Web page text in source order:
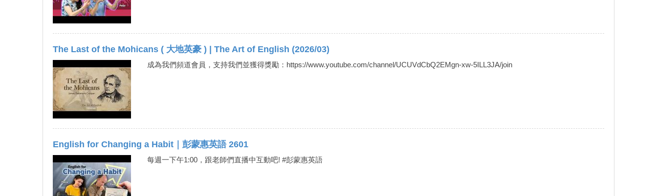
The Last of the Mohicans ( 大地英豪 ) | The Art of English (2026/03)
成為我們頻道會員，支持我們並獲得獎勵：https://www.youtube.com/channel/UCUVdCbQ2EMgn-xw-5ILL3JA/join
English for Changing a Habit｜彭蒙惠英語 2601
每週一下午1:00，跟老師們直播中互動吧! #彭蒙惠英語